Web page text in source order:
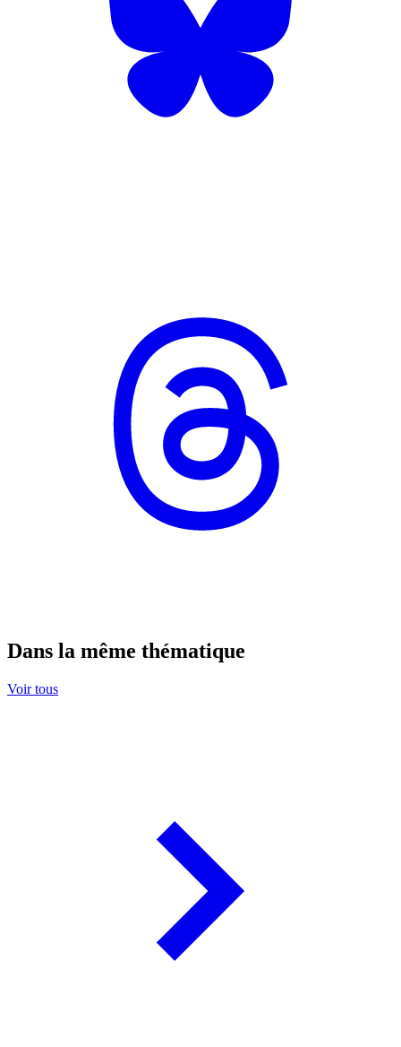
Dans la même thématique
Voir tous